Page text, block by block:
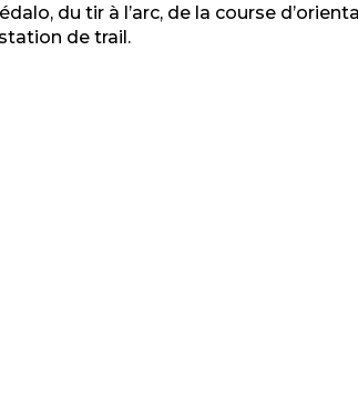
du tir à l’arc, de la course
de trail.